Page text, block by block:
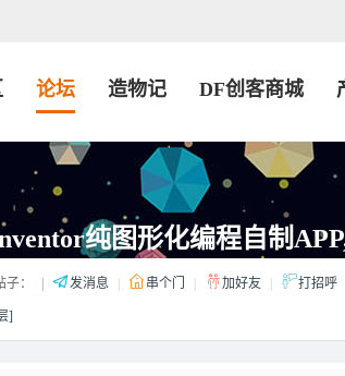
论坛 造物记 DF创客商城
纯图形化编程自制
子： 发消息 串个门 加好友 打招呼
]